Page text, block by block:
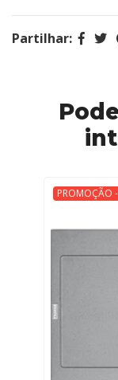
Partilhar:
PROMOÇÃO